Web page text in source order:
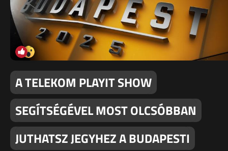
A TELEKOM PLAYIT SHOW
SEGÍTSÉGÉVEL MOST OLCSÓBBAN
JUTHATSZ JEGYHEZ A BUDAPESTI